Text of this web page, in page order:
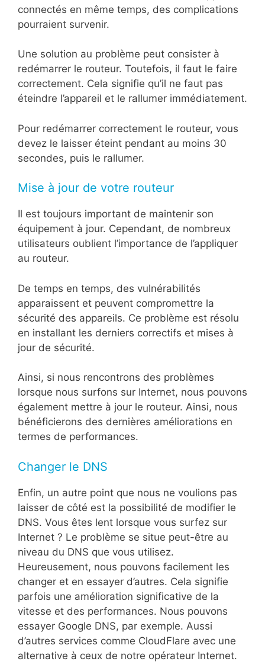
connectés en même temps, des complications
pourraient survenir.
Une solution au problème peut consister à
redémarrer le routeur. Toutefois, il faut le faire
correctement. Cela signifie qu’il ne faut pas
éteindre l’appareil et le rallumer immédiatement.
Pour redémarrer correctement le routeur, vous
devez le laisser éteint pendant au moins 30
secondes, puis le rallumer.
Mise à jour de votre routeur
Il est toujours important de maintenir son
équipement à jour. Cependant, de nombreux
utilisateurs oublient l’importance de l’appliquer
au routeur.
De temps en temps, des vulnérabilités
apparaissent et peuvent compromettre la
sécurité des appareils. Ce problème est résolu
en installant les derniers correctifs et mises à
jour de sécurité.
Ainsi, si nous rencontrons des problèmes
lorsque nous surfons sur Internet, nous pouvons
également mettre à jour le routeur. Ainsi, nous
bénéficierons des dernières améliorations en
termes de performances.
Changer le DNS
Enfin, un autre point que nous ne voulions pas
laisser de côté est la possibilité de modifier le
DNS. Vous êtes lent lorsque vous surfez sur
Internet ? Le problème se situe peut-être au
niveau du DNS que vous utilisez.
Heureusement, nous pouvons facilement les
changer et en essayer d’autres. Cela signifie
parfois une amélioration significative de la
vitesse et des performances. Nous pouvons
essayer Google DNS, par exemple. Aussi
d’autres services comme CloudFlare avec une
alternative à ceux de notre opérateur Internet.